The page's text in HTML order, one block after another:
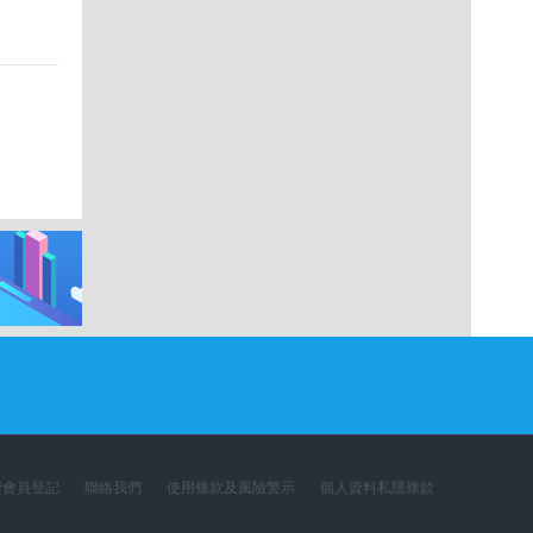
員登記 聯絡我們 使用條款及風險警示 個人資料私隱條款